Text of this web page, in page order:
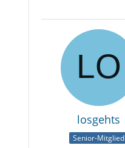
losgehts
Senior-Mitglied